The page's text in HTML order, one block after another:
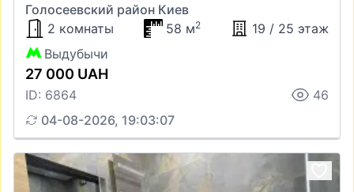
Голосеевский район Киев
2 комнаты
58 м2
19 / 25 этаж
Выдубычи
27 000 UAH
ID: 6864
46
04-08-2026, 19:03:07